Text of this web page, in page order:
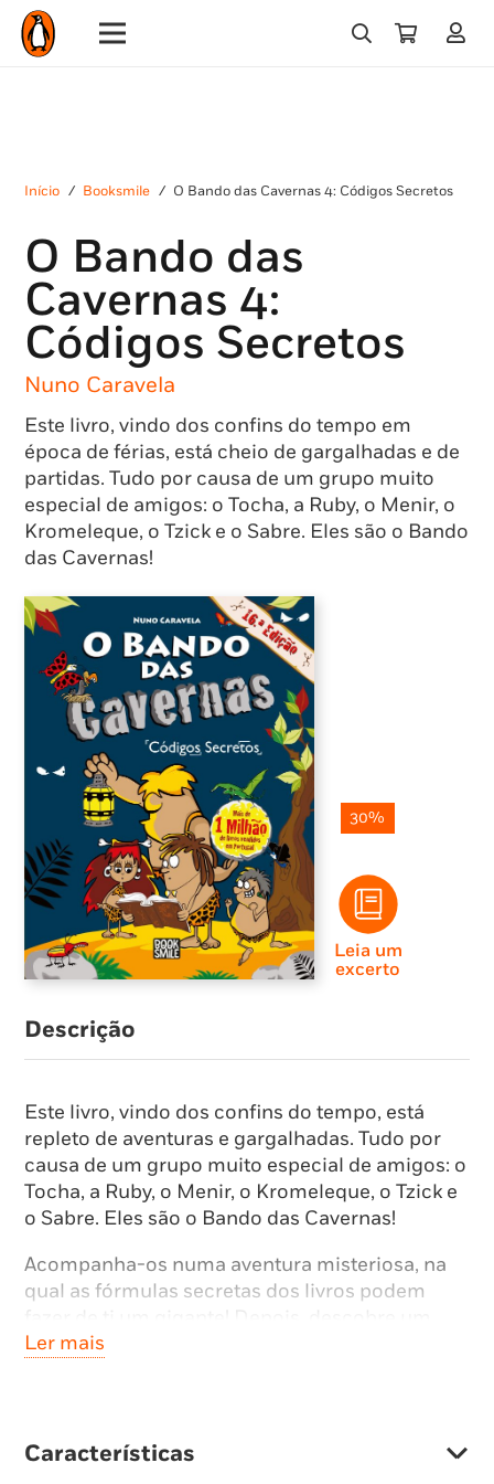
Início / Booksmile / O Bando das Cavernas 4: Códigos Secretos
O Bando das
Cavernas 4:
Códigos Secretos
Nuno Caravela
Este livro, vindo dos confins do tempo em
época de férias, está cheio de gargalhadas e de
partidas. Tudo por causa de um grupo muito
especial de amigos: o Tocha, a Ruby, o Menir, o
Kromeleque, o Tzick e o Sabre. Eles são o Bando
das Cavernas!
30%
Leia um
excerto
Descrição
Este livro, vindo dos confins do tempo, está
repleto de aventuras e gargalhadas. Tudo por
causa de um grupo muito especial de amigos: o
Tocha, a Ruby, o Menir, o Kromeleque, o Tzick e
o Sabre. Eles são o Bando das Cavernas!
Acompanha-os numa aventura misteriosa, na
qual as fórmulas secretas dos livros podem
mapa que te irá levar a conhecer as piranhas-
códigos e mensagens impossíveis de
Ler mais
Características